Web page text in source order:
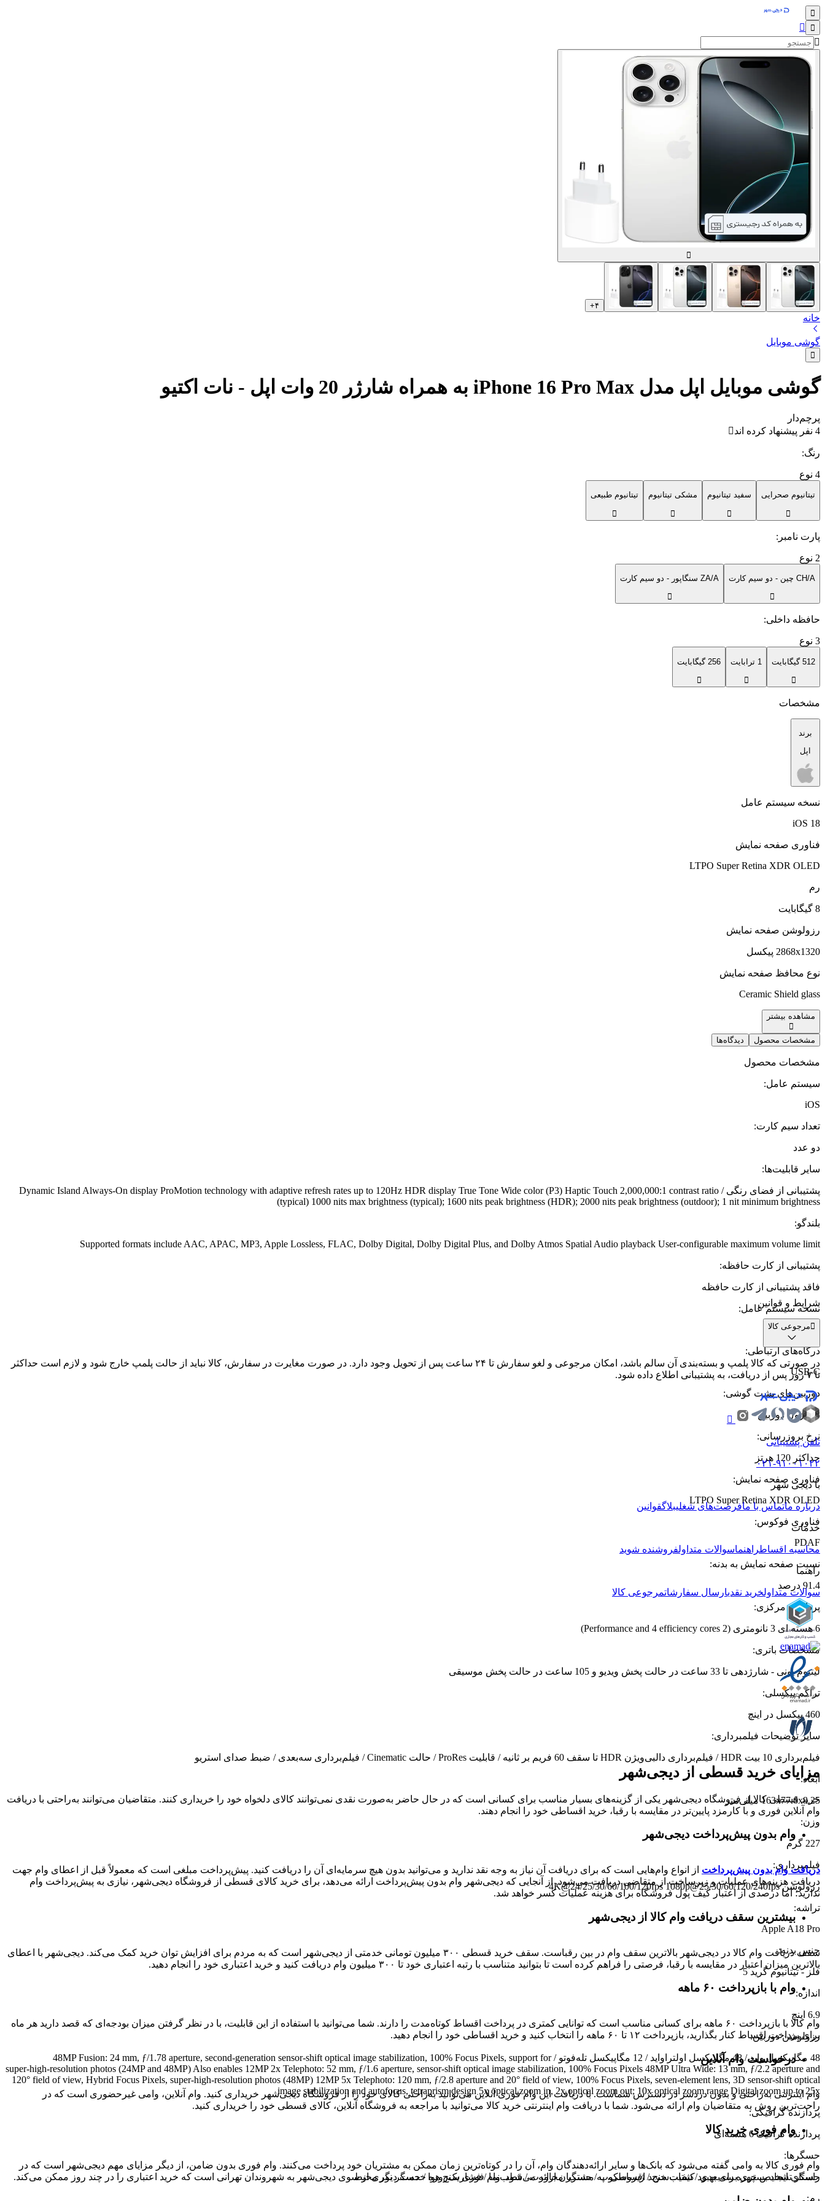
۴+
خانه
گوشی موبایل
گوشی موبایل اپل مدل iPhone 16 Pro Max به همراه شارژر 20 وات اپل - نات اکتیو
پرچم‌دار
4 نفر پیشنهاد کرده اند
رنگ:
4 نوع
تیتانیوم صحرایی سفید تیتانیوم مشکی تیتانیوم تیتانیوم طبیعی
پارت نامبر :
2 نوع
CH/A چین - دو سیم کارت ZA/A سنگاپور - دو سیم کارت
حافظه داخلی:
3 نوع
512 گیگابایت 1 ترابایت 256 گیگابایت
مشخصات
برند
اپل
نسخه سیستم عامل
iOS 18
فناوری صفحه‌ نمایش
LTPO Super Retina XDR OLED
رم
8 گیگابایت
رزولوشن صفحه نمایش
2868x1320 پیکسل
نوع محافظ صفحه نمایش
Ceramic Shield glass
مشاهده بیشتر
مشخصات محصول دیدگاه‌ها
مشخصات محصول
سیستم عامل:
iOS
تعداد سیم کارت:
دو عدد
سایر قابلیت‌ها:
پشتیبانی از فضای رنگی / Dynamic Island Always-On display ProMotion technology with adaptive refresh rates up to 120Hz HDR display True Tone Wide color (P3) Haptic Touch 2,000,000:1 contrast ratio
(typical) 1000 nits max brightness (typical); 1600 nits peak brightness (HDR); 2000 nits peak brightness (outdoor); 1 nit minimum brightness
بلندگو:
Supported formats include AAC, APAC, MP3, Apple Lossless, FLAC, Dolby Digital, Dolby Digital Plus, and Dolby Atmos Spatial Audio playback User‑configurable maximum volume limit
پشتیبانی از کارت حافظه:
فاقد پشتیبانی از کارت حافظه
نسخه سیستم عامل:
iOS 18
درگاه‌های ارتباطی:
USB-C
دوربین‌های پشت گوشی:
3 ماژول دوربین
نرخ بروزرسانی:
حداکثر 120 هرتز
فناوری صفحه‌ نمایش:
LTPO Super Retina XDR OLED
فناوری فوکوس:
PDAF
نسبت صفحه نمایش به بدنه:
91.4 درصد
پردازنده‌ مرکزی:
6 هسته ای 3 نانومتری (2 Performance and 4 efficiency cores)
مشخصات باتری:
لیتیوم‌ یونی - شارژدهی تا 33 ساعت در حالت پخش ویدیو و 105 ساعت در حالت پخش موسیقی
تراکم پیکسلی:
460 پیکسل در اینچ
سایر توضیحات فیلمبرداری:
فیلم‌برداری 10 بیت HDR / فیلم‌برداری دالبی‌ویژن HDR تا سقف 60 فریم بر ثانیه / قابلیت ProRes / حالت Cinematic / فیلم‌برداری سه‌بعدی / ضبط صدای استریو
ابعاد:
163x77.6x8.25 میلی‌متر
وزن:
227 گرم
فیلمبرداری:
رزولوشن 4K@24/25/30/60/100/120fps 1080p@25/30/60/120/240fps
تراشه:
Apple A18 Pro
جنس بدنه:
فلز - تیتانیوم گرید 5
اندازه:
6.9 اینچ
رزولوشن دوربین:
48 مگاپیکسل واید / 48 مگاپیکسل اولتراواید / 12 مگاپیکسل تله‌فوتو / 48MP Fusion: 24 mm, ƒ/1.78 aperture, second‑generation sensor‑shift optical image stabilization, 100% Focus Pixels, support for
super‑high‑resolution photos (24MP and 48MP) Also enables 12MP 2x Telephoto: 52 mm, ƒ/1.6 aperture, sensor‑shift optical image stabilization, 100% Focus Pixels 48MP Ultra Wide: 13 mm, ƒ/2.2 aperture and
120° field of view, Hybrid Focus Pixels, super-high-resolution photos (48MP) 12MP 5x Telephoto: 120 mm, ƒ/2.8 aperture and 20° field of view, 100% Focus Pixels, seven-element lens, 3D sensor-shift optical
image stabilization and autofocus, tetraprism design 5x optical zoom in, 2x optical zoom out; 10x optical zoom range Digital zoom up to 25x
پردازنده گرافیکی:
پردازنده گرافیک 6 هسته‌ای
حسگرها:
حسگر تشخیص چهره سه‌بعدی / شتاب‌سنج / ژیروسکوپ / حسگر مجاورت / قطب‌نما / فشارسنج هوا / حسگر نور محیط
رم:
شرایط و قوانین
مرجوعی کالا
در صورتی که کالا پلمپ و بسته‌بندی آن سالم باشد، امکان مرجوعی و لغو سفارش تا ۲۴ ساعت پس از تحویل وجود دارد. در صورت مغایرت در سفارش، کالا نباید از حالت پلمپ خارج شود و لازم است حداکثر
تا ۷ روز پس از دریافت، به پشتیبانی اطلاع داده شود.
تلفن پشتیبانی
۰۲۱-۹۱۰۰۱۰۲۲
با دیجی شهر
درباره ماتماس با مافرصت‌های شغلیبلاگقوانین
خدمات
محاسبه اقساطراهنماسوالات متداولفروشنده شوید
راهنما
سوالات متداولخرید نقدیارسال سفارشاتمرجوعی کالا
مزایای خرید قسطی از دیجی‌شهر
خرید قسطی کالا از فروشگاه دیجی‌شهر یکی از گزینه‌های بسیار مناسب برای کسانی است که در حال حاضر به‌صورت نقدی نمی‌توانند کالای دلخواه خود را خریداری کنند. متقاضیان می‌توانند به‌راحتی با دریافت
وام آنلاین فوری و با کارمزد پایین‌تر در مقایسه با رقبا، خرید اقساطی خود را انجام دهند.
وام بدون پیش‌پرداخت‌ دیجی‌شهر
دریافت وام بدون پیش‌پرداخت از انواع وام‌هایی است که برای دریافت آن نیاز به وجه نقد ندارید و می‌توانید بدون هیچ سرمایه‌ای آن را دریافت کنید. پیش‌پرداخت مبلغی است که معمولاً قبل از اعطای وام جهت
دریافت هزینه‌های عملیات و زیرساخت از متقاضی دریافت می‌شود. از آنجایی که دیجی‌شهر وام بدون پیش‌پرداخت ارائه می‌دهد، برای خرید کالای قسطی از فروشگاه دیجی‌شهر، نیازی به پیش‌پرداخت وام
ندارید؛ اما درصدی از اعتبار کیف پول فروشگاه برای هزینه عملیات کسر خواهد شد.
بیشترین سقف دریافت وام کالا از دیجی‌شهر
سقف دریافت وام کالا در دیجی‌شهر بالاترین سقف وام در بین رقباست. سقف خرید قسطی ۳۰۰ میلیون تومانی خدمتی از دیجی‌شهر است که به مردم برای افزایش توان خرید کمک می‌کند. دیجی‌شهر با اعطای
بالاترین میزان اعتبار در مقایسه با رقبا، فرصتی را فراهم کرده است تا بتوانید متناسب با رتبه اعتباری خود تا ۳۰۰ میلیون وام دریافت کنید و خرید اعتباری خود را انجام دهید.
وام با بازپرداخت ۶۰ ماهه
وام کالا با بازپرداخت ۶۰ ماهه برای کسانی مناسب است که توانایی کمتری در پرداخت اقساط کوتاه‌مدت را دارند. شما می‌توانید با استفاده از این قابلیت، با در نظر گرفتن میزان بودجه‌ای که قصد دارید هر ماه
برای پرداخت اقساط کنار بگذارید، بازپرداخت ۱۲ تا ۶۰ ماهه را انتخاب کنید و خرید اقساطی خود را انجام دهید.
درخواست وام آنلاین
وام اینترنتی به‌راحتی و بدون دردسر در دسترس شماست. با دریافت این وام فوری آنلاین می‌توانید به‌راحتی کالای خود را از فروشگاه دیجی‌شهر خریداری کنید. وام آنلاین، وامی غیرحضوری است که در
راحت‌ترین روش به متقاضیان وام ارائه می‌شود. شما با دریافت وام اینترنتی خرید کالا می‌توانید با مراجعه به فروشگاه آنلاین، کالای قسطی خود را خریداری کنید.
وام فوری خرید کالا
وام فوری کالا به وامی گفته می‌شود که بانک‌ها و سایر ارائه‌دهندگان وام، آن را در کوتاه‌ترین زمان ممکن به مشتریان خود پرداخت می‌کنند. وام فوری بدون ضامن، از دیگر مزایای مهم دیجی‌شهر است که در
راستای ایجاد بستری برای بهبود کیفیت خرید اقساطی، به مشتریان ارائه می‌شود. وام فوری یک‌روزه خدمت دیگری از سوی دیجی‌شهر به شهروندان تهرانی است که خرید اعتباری را در چند روز ممکن می‌کند.